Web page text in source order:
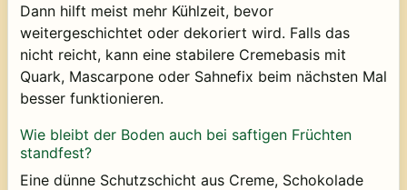
Dann hilft meist mehr Kühlzeit, bevor
weitergeschichtet oder dekoriert wird. Falls das
nicht reicht, kann eine stabilere Cremebasis mit
Quark, Mascarpone oder Sahnefix beim nächsten Mal
besser funktionieren.
Wie bleibt der Boden auch bei saftigen Früchten
standfest?
Eine dünne Schutzschicht aus Creme, Schokolade